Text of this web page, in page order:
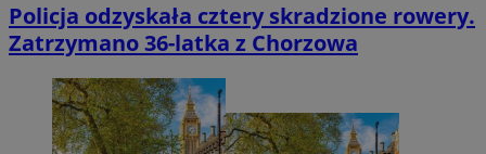
Policja odzyskała cztery skradzione rowery.
Zatrzymano 36-latka z Chorzowa